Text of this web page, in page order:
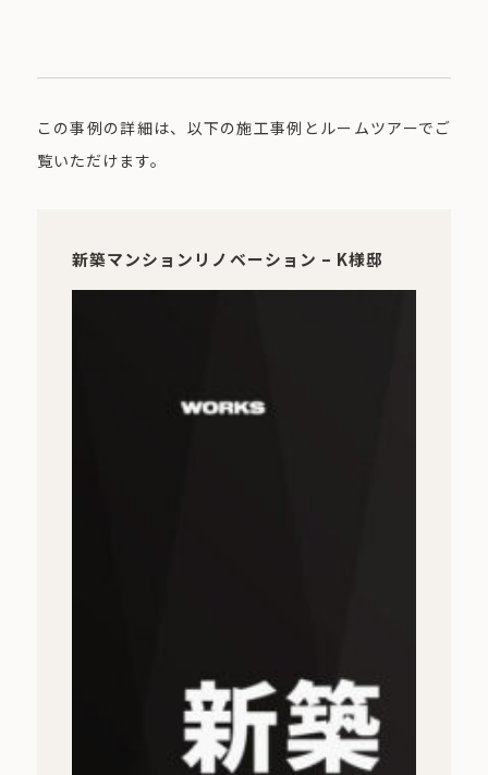
この事例の詳細は、以下の施工事例とルームツアーでご
覧いただけます。
新築マンションリノベーション – K様邸